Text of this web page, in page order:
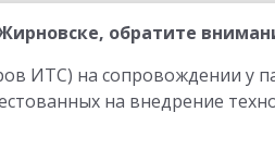
обратите
ИТС) на сопровождении у
на внедрение